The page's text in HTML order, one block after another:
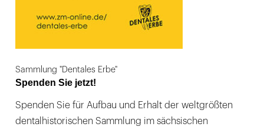
Sammlung "Dentales Erbe"
Spenden Sie jetzt!
Spenden Sie für Aufbau und Erhalt der weltgrößten
dentalhistorischen Sammlung im sächsischen